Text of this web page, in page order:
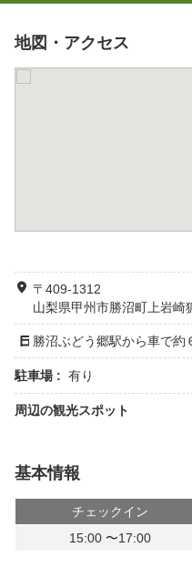
地図・アクセス
〒409-1312
山梨県甲州市勝沼町上岩
勝沼ぶどう郷駅から車で約
駐車場 : 有り
周辺の観光スポット
基本情報
チェックイン
15:00 〜17:00